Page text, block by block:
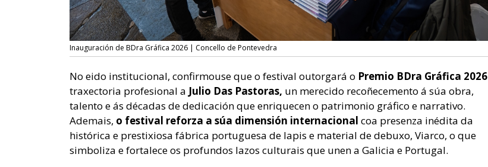
Inauguración de BDra Gráfica 2026 | Concello de Pontevedra
No eido institucional, confirmouse que o festival outorgará o Premio BDra Gráfica 2026
traxectoria profesional a Julio Das Pastoras, un merecido recoñecemento á súa obra,
talento e ás décadas de dedicación que enriquecen o patrimonio gráfico e narrativo.
Ademais, o festival reforza a súa dimensión internacional coa presenza inédita da
histórica e prestixiosa fábrica portuguesa de lapis e material de debuxo, Viarco, o que
simboliza e fortalece os profundos lazos culturais que unen a Galicia e Portugal.